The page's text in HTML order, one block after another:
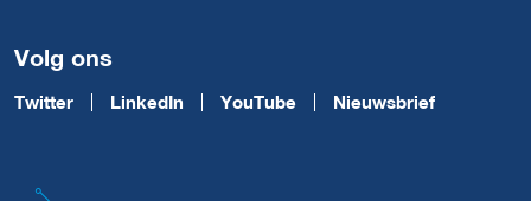
Volg ons
Twitter LinkedIn YouTube Nieuwsbrief